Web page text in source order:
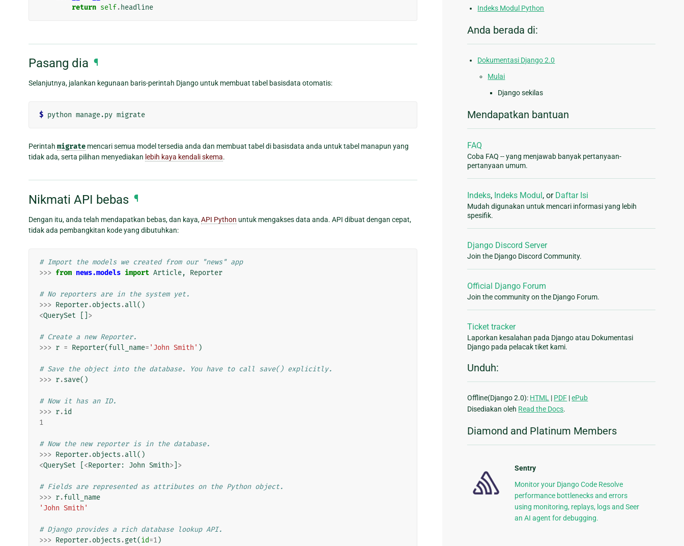
return self. headline
Pasang dia ¶
Selanjutnya, jalankan kegunaan baris-perintah Django untuk membuat tabel basisdata otomatis:
$
Perintah migrate mencari semua model tersedia anda dan membuat tabel di basisdata anda untuk tabel manapun yang
tidak ada, serta pilihan menyediakan lebih kaya kendali skema.
Nikmati API bebas ¶
Dengan itu, anda telah mendapatkan bebas, dan kaya,API Python untuk mengakses data anda. API dibuat dengan cepat,
tidak ada pembangkitan kode yang dibutuhkan:
# Import the models we created from our "news" app
>>> from news.models import Article, Reporter
# No reporters are in the system yet.
>>> Reporter.objects .all()
<QuerySet >
# Create a new Reporter.
>>> r = Reporter(full_name= 'John Smith' )
# Save the object into the database. You have to call save() explicitly.
>>> r.save()
# Now it has an ID.
>>> r.id
1
# Now the new reporter is in the database.
>>> Reporter.objects .all()
<QuerySet <Reporter: John Smith> >
# Fields are represented as attributes on the Python object.
>>> r.full_name
'John Smith'
# Django provides a rich database lookup API.
>>> Reporter.objects .get(id=1)
Indeks Modul Python
Anda berada di:
Dokumentasi Django 2.0
Mulai
Django sekilas
Mendapatkan bantuan
FAQ
Coba FAQ -- yang menjawab banyak pertanyaan-
pertanyaan umum.
Indeks, Indeks Modul , or Daftar Isi
Mudah digunakan untuk mencari informasi yang lebih
spesifik.
Django Discord Server
Join the Django Discord Community.
Official Django Forum
Join the community on the Django Forum.
Ticket tracker
Laporkan kesalahan pada Django atau Dokumentasi
Django pada pelacak tiket kami.
Unduh:
Offline(Django 2.0): HTML | PDF |ePub
Disediakan oleh Read the Docs.
Diamond and Platinum Members
Sentry
Monitor your Django Code Resolve
performance bottlenecks and errors
using monitoring, replays, logs and Seer
an AI agent for debugging.